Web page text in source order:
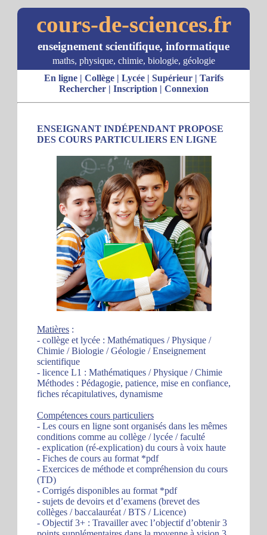
cours-de-sciences.fr
enseignement scientifique, informatique
maths, physique, chimie, biologie, géologie
En ligne| Collège| Lycée| Supérieur| Tarifs
Rechercher| Inscription | Connexion
ENSEIGNANT INDÉPENDANT PROPOSE
DES COURS PARTICULIERS EN LIGNE
Matières :
- collège et lycée : Mathématiques / Physique /
Chimie / Biologie / Géologie / Enseignement
scientifique
- licence L1 : Mathématiques / Physique / Chimie
Méthodes : Pédagogie, patience, mise en confiance,
fiches récapitulatives, dynamisme
Compétences cours particuliers
- Les cours en ligne sont organisés dans les mêmes
conditions comme au collège / lycée / faculté
- explication (ré-explication) du cours à voix haute
- Fiches de cours au format *pdf
- Exercices de méthode et compréhension du cours
(TD)
- Corrigés disponibles au format *pdf
- sujets de devoirs et d’examens (brevet des
collèges / baccalauréat / BTS / Licence)
- Objectif 3+ : Travailler avec l’objectif d’obtenir 3